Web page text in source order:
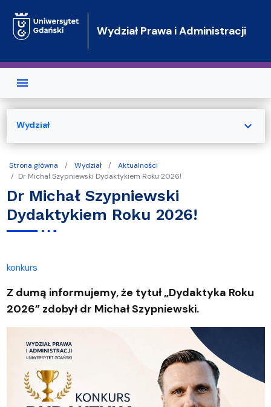
Wydział Prawa i Administracji
Strona główna Wydział
Aktualności
Dr Michał Szypniewski Dydaktykiem Roku 2026!
Dr Michał Szypniewski
Dydaktykiem Roku 2026!
konkurs
Z dumą informujemy, że tytuł „Dydaktyka Roku
2026” zdobył dr Michał Szypniewski.
Wydział expand_more